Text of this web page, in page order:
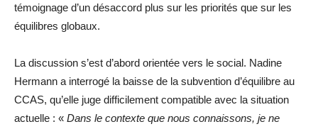
témoignage d’un désaccord plus sur les priorités que sur les
équilibres globaux.
La discussion s’est d’abord orientée vers le social. Nadine
Hermann a interrogé la baisse de la subvention d’équilibre au
CCAS, qu’elle juge difficilement compatible avec la situation
actuelle : « Dans le contexte que nous connaissons, je ne